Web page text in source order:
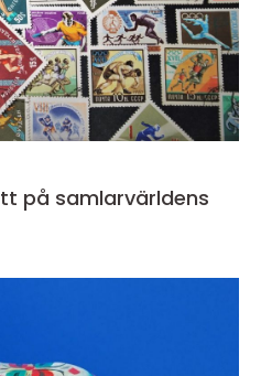
på samlarvärldens